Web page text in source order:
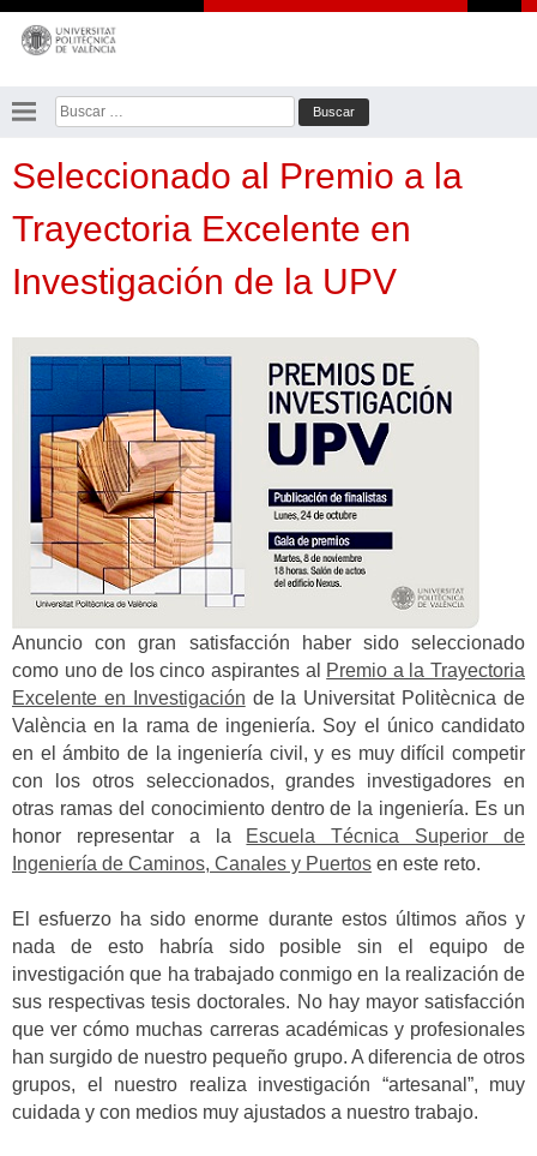
Saltar
contenido
Buscar:
Seleccionado al Premio a la
Trayectoria Excelente en
Investigación de la UPV
Anuncio con gran satisfacción haber sido seleccionado
como uno de los cinco aspirantes al
Premio a la Trayectoria
Excelente en Investigación de la Universitat Politècnica de
València en la rama de ingeniería. Soy el único candidato
en el ámbito de la ingeniería civil, y es muy difícil competir
con los otros seleccionados, grandes investigadores en
otras ramas del conocimiento dentro de la ingeniería. Es un
honor representar a la Escuela Técnica Superior de
Ingeniería de Caminos, Canales y Puertos en este reto.
El esfuerzo ha sido enorme durante estos últimos años y
nada de esto habría sido posible sin el equipo de
investigación que ha trabajado conmigo en la realización de
sus respectivas tesis doctorales. No hay mayor satisfacción
que ver cómo muchas carreras académicas y profesionales
han surgido de nuestro pequeño grupo. A diferencia de otros
grupos, el nuestro realiza investigación “artesanal”, muy
cuidada y con medios muy ajustados a nuestro trabajo.